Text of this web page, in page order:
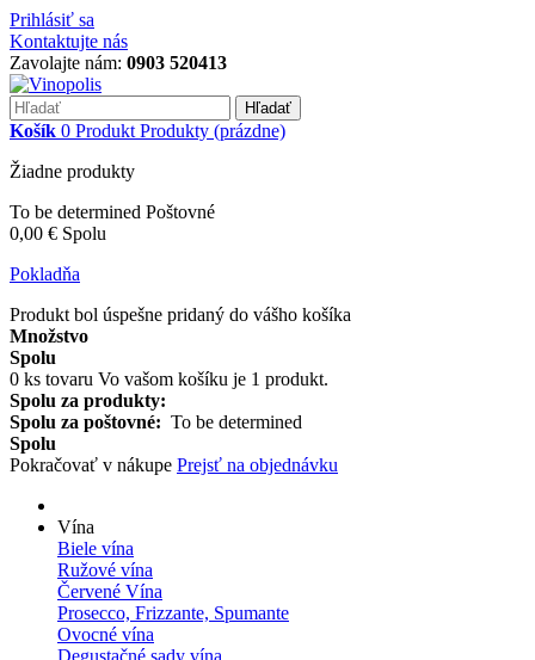
Prihlásiť sa
Kontaktujte nás
Zavolajte nám: 0903 520413
Hľadať
Košík 0 Produkt Produkty (prázdne)
Žiadne produkty
To be determined Poštovné
0,00 € Spolu
Pokladňa
Produkt bol úspešne pridaný do vášho košíka
Množstvo
Spolu
0 ks tovaru Vo vašom košíku je 1 produkt.
Spolu za produkty:
Spolu za poštovné: To be determined
Spolu
Pokračovať v nákupe Prejsť na objednávku
Vína
Biele vína
Ružové vína
Červené Vína
Prosecco, Frizzante, Spumante
Ovocné vína
Degustačné sady vína